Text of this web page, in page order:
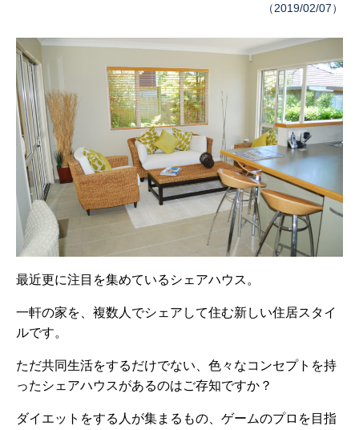
（2019/02/07）
最近更に注目を集めているシェアハウス。
一軒の家を、複数人でシェアして住む新しい住居スタイ
ルです。
ただ共同生活をするだけでない、色々なコンセプトを持
ったシェアハウスがあるのはご存知ですか？
ダイエットをする人が集まるもの、ゲームのプロを目指